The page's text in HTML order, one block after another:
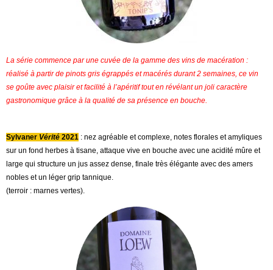
La série commence par une cuvée de la gamme des vins de macération :
réalisé à partir de pinots gris égrappés et macérés durant 2 semaines, ce vin
se goûte avec plaisir et facilité à l’apéritif tout en révélant un joli caractère
gastronomique grâce à la qualité de sa présence en bouche.
Sylvaner Vérité 2021 : nez agréable et complexe, notes florales et amyliques
sur un fond herbes à tisane, attaque vive en bouche avec une acidité mûre et
large qui structure un jus assez dense, finale très élégante avec des amers
nobles et un léger grip tannique.
(terroir : marnes vertes).